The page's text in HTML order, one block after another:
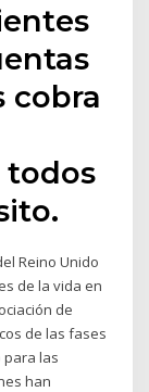
cobra
todos
Reino Unido
de la vida en
de
de las fases
para las
han